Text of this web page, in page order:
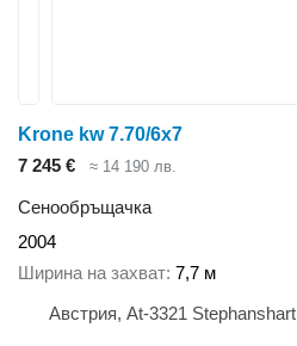
Krone kw 7.70/6x7
7 245 €
≈ 14 190 лв.
Сенообръщачка
2004
Ширина на захват 7,7 м
Австрия, At-3321 Stephanshart